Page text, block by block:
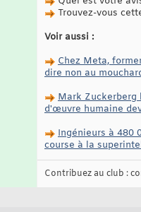
Trouvez-vous
Voir aussi :
Chez Meta,
dire non au
Mark Zuckerberg
d'œuvre humaine
Ingénieurs à 480
course à la
Contribuez au club :